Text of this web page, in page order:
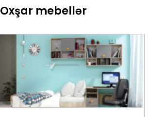
Oxşar mebellər